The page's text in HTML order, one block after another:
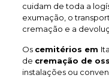
cuidam de toda a
exumação, o
cremação e a
Os cemitérios em
de cremação de
instalações ou